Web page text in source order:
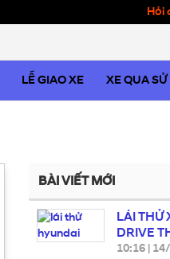
Hỏi
LỄ GIAO XE XE QUA
BÀI VIẾT MỚI
LÁI THỬ
DRIVE
10:16 |